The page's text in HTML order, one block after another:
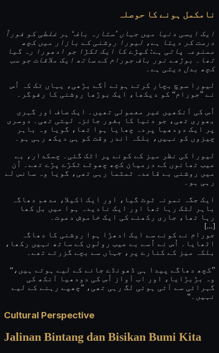
نامکمل ہونے کا حوصلہ
ایک ایسی دنیا میں جہاں ’ستارہ باف‘ ہر غلطی کو فوراً
درست کر دیتا ہے، لیورا روشنی کے بازار میں کچھ
ممنوعہ پاتی ہے: کپڑے کا ایک ٹکڑا جو ادھورا رہ گیا
تھا۔ بوڑھے نور باف جورام کے ساتھ ایک ملاقات جو سب
کچھ بدل دیتی ہے۔
لیورا سوچ بچار کرتے ہوئے آگے بڑھی، یہاں تک کہ اُس
نے ”جورام“ کو دیکھا، ایک بوڑھا روشنی کا رفوگر۔
اُس کی آنکھیں غیر معمولی تھیں۔ ایک صاف اور گہری
بھوری تھی، جو دنیا کا بغور جائزہ لیتی تھی۔ دوسری
پر ایک دودھیا پردہ چھایا ہوا تھا، گویا وہ باہر
چیزوں کو نہیں، بلکہ اندر وقت کو ہی دیکھ رہی ہو۔
لیورا کی نظر میز کے کونے پر اٹک گئی۔ چمکدار، بے
عیب تھانوں کے درمیان کچھ چھوٹے ٹکڑے پڑے تھے۔ اُن
میں روشنی بے قاعدہ ٹمٹما رہی تھی، گویا وہ سانس لے
رہی ہو۔
ایک جگہ نمونہ ٹوٹ گیا، اور ایک اکیلا، مدھم دھاگہ
باہر لٹک رہا تھا اور ایک نادیدہ ہوا میں بل کھا
رہا تھا، جاری رکھنے کی ایک خاموش دعوت۔
[...]
جورام نے کونے سے ایک ادھڑا ہوا روشنی کا دھاگہ
اٹھایا۔ اُس نے اُسے بے عیب رولوں کے ساتھ نہیں رکھا،
بلکہ میز کے کنارے پر، جہاں سے بچے گزرتے تھے۔
”کچھ دھاگے پیدا ہی ڈھونڈے جانے کے لیے ہوتے ہیں،“
وہ بڑبڑایا، اور اب آواز اُس کی دودھیا آنکھ کی
گہرائی سے آتی ہوئی لگ رہی تھی، ”چھپے رہنے کے لیے
نہیں۔“
Cultural Perspective
Jalinan Bintang dan Bisikan Bumi Kita